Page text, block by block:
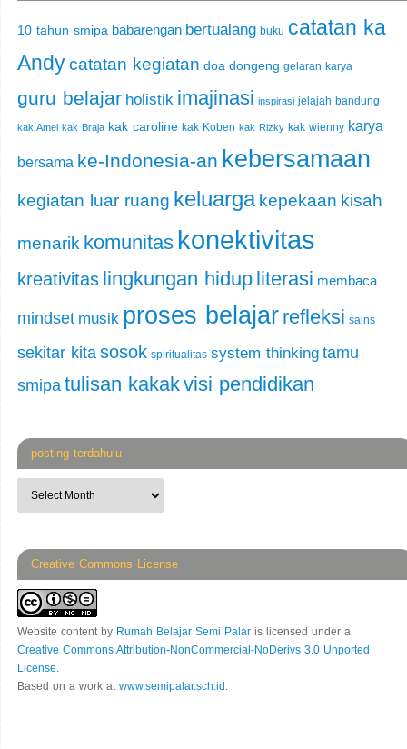
10 tahun smipa babarengan bertualang buku catatan ka
Andycatatan kegiatan doa dongeng gelaran karya
guru belajar holistik imajinasi inspirasi jelajah bandung
kak Amel kak Braja kak caroline kak Koben kak Rizky kak wienny karya
bersama ke-Indonesia-an kebersamaan
kegiatan luar ruang keluarga kepekaan kisah
menarik komunitas konektivitas
kreativitas lingkungan hidup literasi membaca
mindset musik proses belajar refleksi sains
sekitar kitasosok spiritualitas system thinking tamu
smipa tulisan kakakvisi pendidikan
posting terdahulu
Creative Commons License
Website contentby Rumah Belajar Semi Palar is licensed under a
Creative Commons Attribution-NonCommercial-NoDerivs 3.0 Unported
License.
Based on a work at www.semipalar.sch.id .